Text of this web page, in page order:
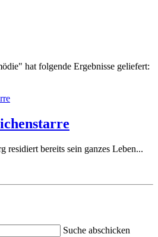
hat folgende Ergebnisse geliefert:
residiert bereits sein ganzes Leben...
Suche abschicken